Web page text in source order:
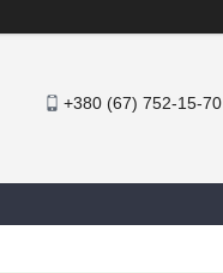
+380 (67) 752-15-70